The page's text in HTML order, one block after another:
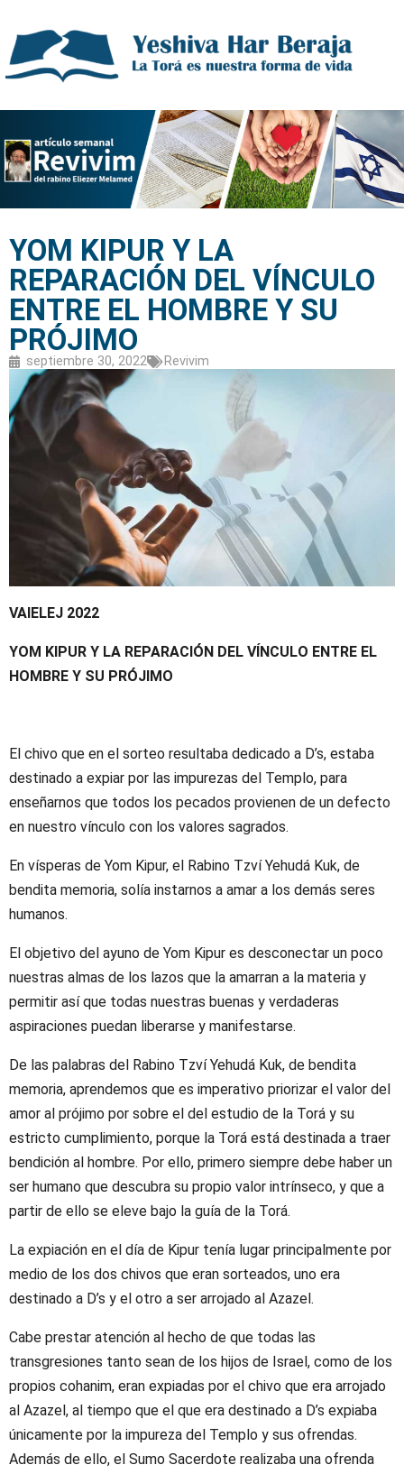
YOM KIPUR Y LA
REPARACIÓN DEL VÍNCULO
ENTRE EL HOMBRE Y SU
PRÓJIMO
septiembre 30, 2022 Revivim
VAIELEJ 2022
YOM KIPUR Y LA REPARACIÓN DEL VÍNCULO ENTRE EL
HOMBRE Y SU PRÓJIMO
El chivo que en el sorteo resultaba dedicado a D’s, estaba
destinado a expiar por las impurezas del Templo, para
enseñarnos que todos los pecados provienen de un defecto
en nuestro vínculo con los valores sagrados.
En vísperas de Yom Kipur, el Rabino Tzví Yehudá Kuk, de
bendita memoria, solía instarnos a amar a los demás seres
humanos.
El objetivo del ayuno de Yom Kipur es desconectar un poco
nuestras almas de los lazos que la amarran a la materia y
permitir así que todas nuestras buenas y verdaderas
aspiraciones puedan liberarse y manifestarse.
De las palabras del Rabino Tzví Yehudá Kuk, de bendita
memoria, aprendemos que es imperativo priorizar el valor del
amor al prójimo por sobre el del estudio de la Torá y su
estricto cumplimiento, porque la Torá está destinada a traer
bendición al hombre. Por ello, primero siempre debe haber un
ser humano que descubra su propio valor intrínseco, y que a
partir de ello se eleve bajo la guía de la Torá.
La expiación en el día de Kipur tenía lugar principalmente por
medio de los dos chivos que eran sorteados, uno era
destinado a D’s y el otro a ser arrojado al Azazel.
Cabe prestar atención al hecho de que todas las
transgresiones tanto sean de los hijos de Israel, como de los
propios cohanim, eran expiadas por el chivo que era arrojado
al Azazel, al tiempo que el que era destinado a D’s expiaba
únicamente por la impureza del Templo y sus ofrendas.
Además de ello, el Sumo Sacerdote realizaba una ofrenda